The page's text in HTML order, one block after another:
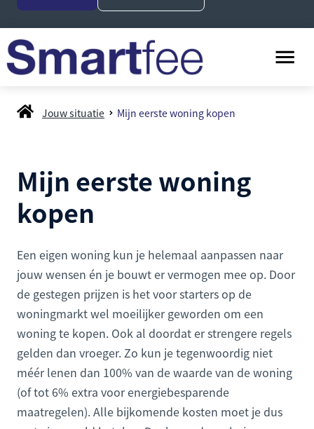
Jouw situatie Mijn eerste woning kopen
Mijn eerste woning
kopen
Een eigen woning kun je helemaal aanpassen naar
jouw wensen én je bouwt er vermogen mee op. Door
de gestegen prijzen is het voor starters op de
woningmarkt wel moeilijker geworden om een
woning te kopen. Ook al doordat er strengere regels
gelden dan vroeger. Zo kun je tegenwoordig niet
méér lenen dan 100% van de waarde van de woning
(of tot 6% extra voor energiebesparende
maatregelen). Alle bijkomende kosten moet je dus